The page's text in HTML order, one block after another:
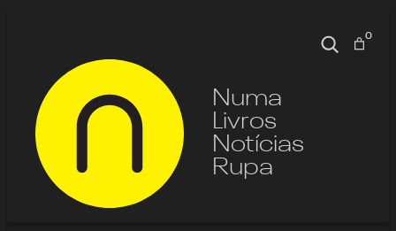
conteúdo
Pesquisa0
Numa
Livros
Notícias
Rupa